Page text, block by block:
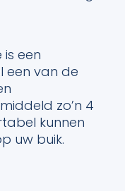
een
van de
zo’n 4
kunnen
uw buik.